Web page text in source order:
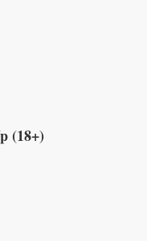
(18+)